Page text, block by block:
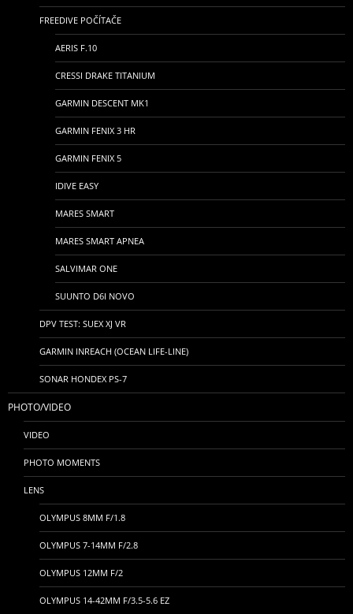
FREEDIVE POČÍTAČE
AERIS F.10
CRESSI DRAKE TITANIUM
GARMIN DESCENT MK1
GARMIN FENIX 3 HR
GARMIN FENIX 5
IDIVE EASY
MARES SMART
MARES SMART APNEA
SALVIMAR ONE
SUUNTO D6I NOVO
DPV TEST: SUEX XJ VR
GARMIN INREACH (OCEAN LIFE-LINE)
SONAR HONDEX PS-7
PHOTO/VIDEO
VIDEO
PHOTO MOMENTS
LENS
OLYMPUS 8MM F/1.8
OLYMPUS 7-14MM F/2.8
OLYMPUS 12MM F/2
OLYMPUS 14-42MM F/3.5-5.6 EZ